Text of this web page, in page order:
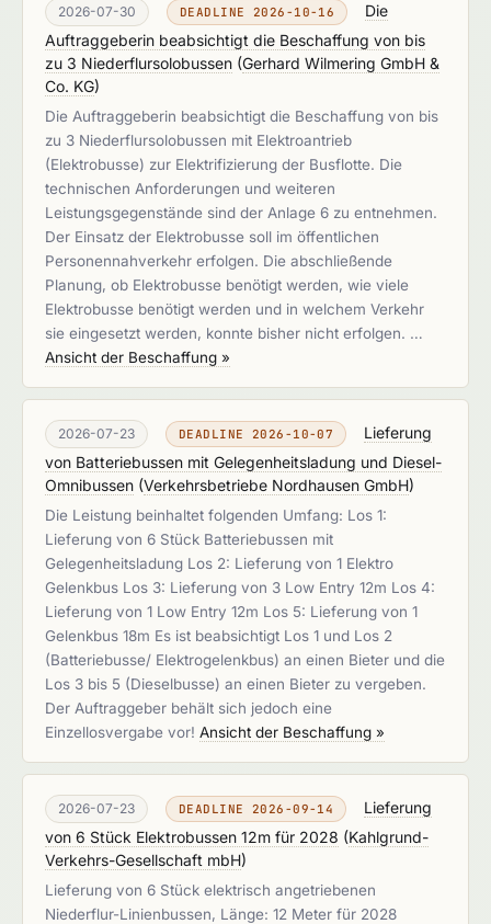
2026-07-30 DEADLINE 2026-10-16
Die
Auftraggeberin beabsichtigt die Beschaffung von bis
zu 3 Niederflursolobussen (Gerhard Wilmering GmbH &
Co. KG)
Die Auftraggeberin beabsichtigt die Beschaffung von bis
zu 3 Niederflursolobussen mit Elektroantrieb
(Elektrobusse) zur Elektrifizierung der Busflotte. Die
technischen Anforderungen und weiteren
Leistungsgegenstände sind der Anlage 6 zu entnehmen.
Der Einsatz der Elektrobusse soll im öffentlichen
Personennahverkehr erfolgen. Die abschließende
Planung, ob Elektrobusse benötigt werden, wie viele
Elektrobusse benötigt werden und in welchem Verkehr
sie eingesetzt werden, konnte bisher nicht erfolgen. …
Ansicht der Beschaffung »
2026-07-23 DEADLINE 2026-10-07
Lieferung
von Batteriebussen mit Gelegenheitsladung und Diesel-
Omnibussen (Verkehrsbetriebe Nordhausen GmbH)
Die Leistung beinhaltet folgenden Umfang: Los 1:
Lieferung von 6 Stück Batteriebussen mit
Gelegenheitsladung Los 2: Lieferung von 1 Elektro
Gelenkbus Los 3: Lieferung von 3 Low Entry 12m Los 4:
Lieferung von 1 Low Entry 12m Los 5: Lieferung von 1
Gelenkbus 18m Es ist beabsichtigt Los 1 und Los 2
(Batteriebusse/ Elektrogelenkbus) an einen Bieter und die
Los 3 bis 5 (Dieselbusse) an einen Bieter zu vergeben.
Der Auftraggeber behält sich jedoch eine
Einzellosvergabe vor! Ansicht der Beschaffung »
2026-07-23 DEADLINE 2026-09-14
Lieferung
von 6 Stück Elektrobussen 12m für 2028 (Kahlgrund-
Verkehrs-Gesellschaft mbH)
Lieferung von 6 Stück elektrisch angetriebenen
Niederflur-Linienbussen, Länge: 12 Meter für 2028